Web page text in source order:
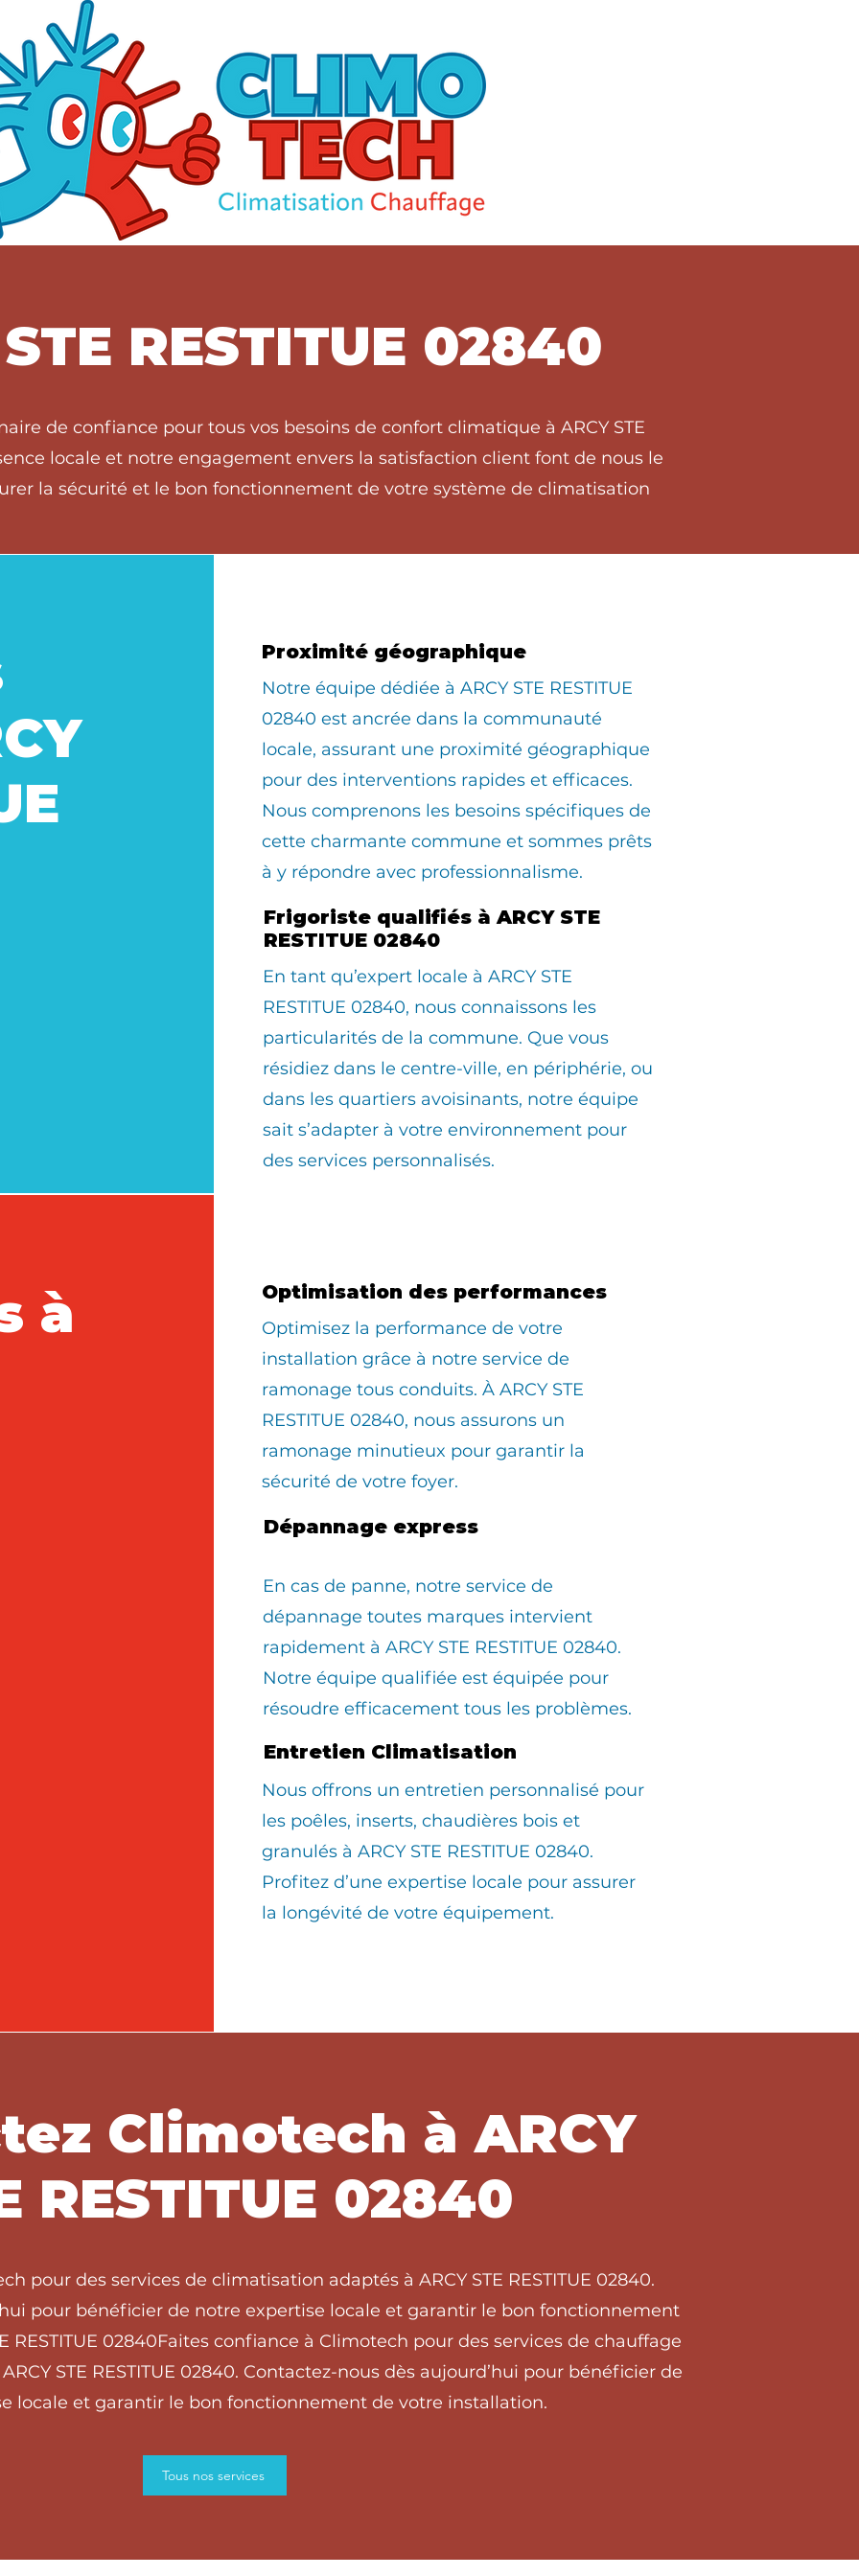
RESTITUE 02840
de confiance pour tous vos besoins de confort climatique à ARCY STE
locale et notre engagement envers la satisfaction client font de nous le
la sécurité et le bon fonctionnement de votre système de climatisation
Proximité géographique
​Notre équipe dédiée à ARCY STE RESTITUE
02840 est ancrée dans la communauté
locale, assurant une proximité géographique
pour des interventions rapides et efficaces.
Nous comprenons les besoins spécifiques de
cette charmante commune et sommes prêts
à y répondre avec professionnalisme.
Frigoriste qualifiés à ARCY STE
RESTITUE 02840
En tant qu’expert locale à ARCY STE
RESTITUE 02840, nous connaissons les
particularités de la commune. Que vous
résidiez dans le centre-ville, en périphérie, ou
dans les quartiers avoisinants, notre équipe
sait s’adapter à votre environnement pour
des services personnalisés.
à
Optimisation des performances
Optimisez la performance de votre
installation grâce à notre service de
ramonage tous conduits. À ARCY STE
RESTITUE 02840, nous assurons un
ramonage minutieux pour garantir la
sécurité de votre foyer.
Dépannage express
En cas de panne, notre service de
dépannage toutes marques intervient
rapidement à ARCY STE RESTITUE 02840.
Notre équipe qualifiée est équipée pour
résoudre efficacement tous les problèmes.
Entretien Climatisation
Nous offrons un entretien personnalisé pour
les poêles, inserts, chaudières bois et
granulés à ARCY STE RESTITUE 02840.
Profitez d’une expertise locale pour assurer
la longévité de votre équipement.
Climotech à ARCY
RESTITUE 02840
pour des services de climatisation adaptés à ARCY STE RESTITUE 02840.
pour bénéficier de notre expertise locale et garantir le bon fonctionnement
RESTITUE 02840Faites confiance à Climotech pour des services de chauffage
STE RESTITUE 02840. Contactez-nous dès aujourd’hui pour bénéficier de
locale et garantir le bon fonctionnement de votre installation.
Tous nos services